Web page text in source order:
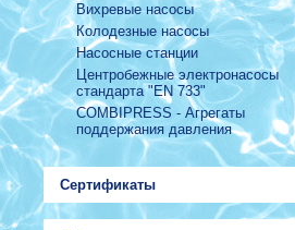
Вихревые насосы
Колодезные насосы
Насосные станции
Центробежные электронасосы
стандарта "EN 733"
COMBIPRESS - Агрегаты
поддержания давления
Сертификаты